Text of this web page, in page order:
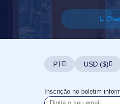
PT USD ($)
Inscrição no boletim